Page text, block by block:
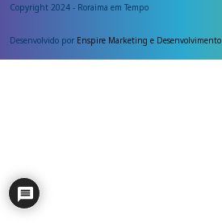
Copyright 2024 - Roraima em Tempo
Desenvolvido por Enspire Marketing e Desenvolvimento